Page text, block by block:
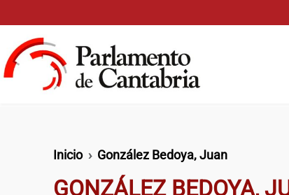
Ruta de navegación
Inicio González Bedoya, Juan
GONZÁLEZ BEDOYA,